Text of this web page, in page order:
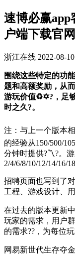
速博必赢app
户端下载官
浙江在线 2022-08-
围绕这些特定的功
题和高额奖励，从
游玩价值♻✡?，足
时之久?。
注：与上一个版本
的经验从150/500/
分钟时提供?〽?。
2/4/6/8/10/12/14/16/
招聘页面也写到了
工程、游戏设计、
在过去的版本更新
玩家的需求，用户
的需求??，为每位
网易新世代生存夺